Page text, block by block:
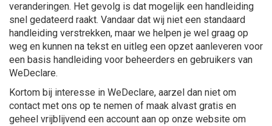
veranderingen. Het gevolg is dat mogelijk een handleiding
snel gedateerd raakt. Vandaar dat wij niet een standaard
handleiding verstrekken, maar we helpen je wel graag op
weg en kunnen na tekst en uitleg een opzet aanleveren voor
een basis handleiding voor beheerders en gebruikers van
WeDeclare.
Kortom bij interesse in WeDeclare, aarzel dan niet om
contact met ons op te nemen of maak alvast gratis en
geheel vrijblijvend een account aan op onze website om